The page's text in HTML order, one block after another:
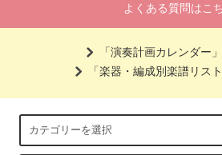
よくある質問はこ
「演奏計画カレンダー
「楽器・編成別楽譜リス